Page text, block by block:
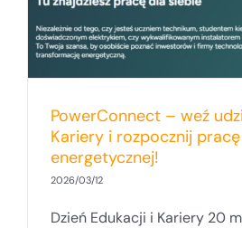
PowerConnect – weź
Kariery i rozpocznij
energetycznej!
2026/03/12
Dzień Edukacji i Kariery 20